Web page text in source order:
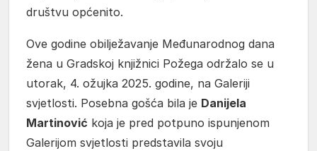
društvu općenito.
Ove godine obilježavanje Međunarodnog dana
žena u Gradskoj knjižnici Požega održalo se u
utorak, 4. ožujka 2025. godine, na Galeriji
svjetlosti. Posebna gošća bila je Danijela
Martinović koja je pred potpuno ispunjenom
Galerijom svjetlosti predstavila svoju